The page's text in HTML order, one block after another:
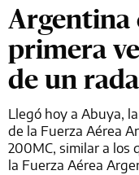
Argentina
primera
de un
Llegó hoy a Abuya,
de la Fuerza Aérea
200MC, similar a los
la Fuerza Aérea